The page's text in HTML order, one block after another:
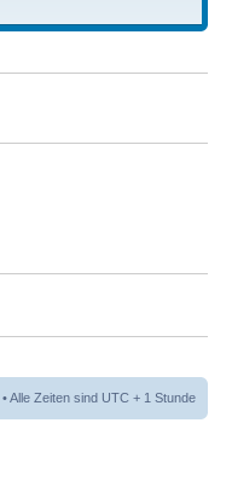
• Alle Zeiten sind UTC + 1 Stunde